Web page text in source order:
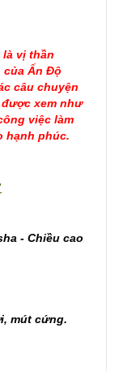
là vị thần
Ấn Độ
câu chuyện
xem như
việc làm
hạnh phúc.
- Chiều cao
mút cứng.